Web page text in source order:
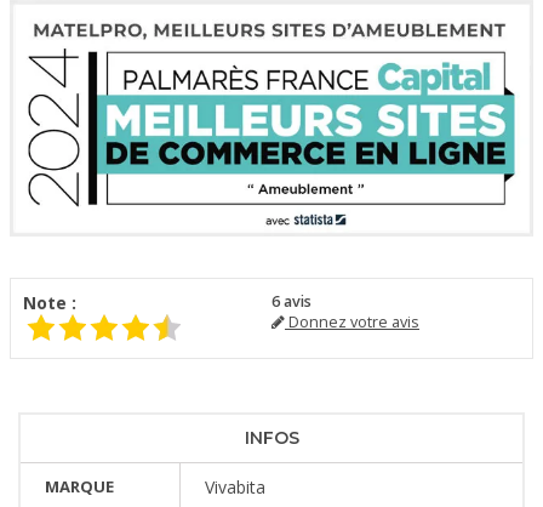
Note : 6avis
Donnez votre avis
INFOS
MARQUE Vivabita